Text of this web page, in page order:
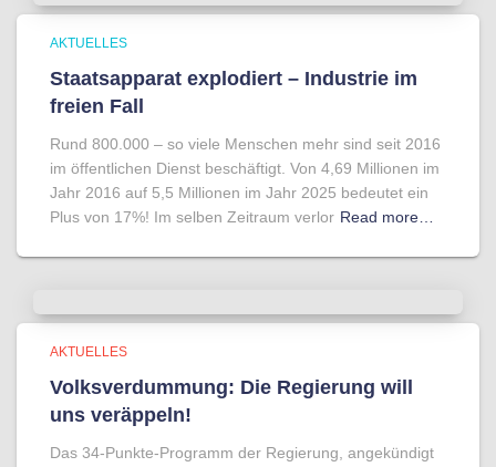
AKTUELLES
Staatsapparat explodiert – Industrie im
freien Fall
Rund 800.000 – so viele Menschen mehr sind seit 2016
im öffentlichen Dienst beschäftigt. Von 4,69 Millionen im
Jahr 2016 auf 5,5 Millionen im Jahr 2025 bedeutet ein
Plus von 17%! Im selben Zeitraum verlor Read more…
AKTUELLES
Volksverdummung: Die Regierung will
uns veräppeln!
Das 34-Punkte-Programm der Regierung, angekündigt